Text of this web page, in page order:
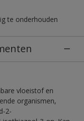
te onderhouden
vloeistof en
organismen,
2-